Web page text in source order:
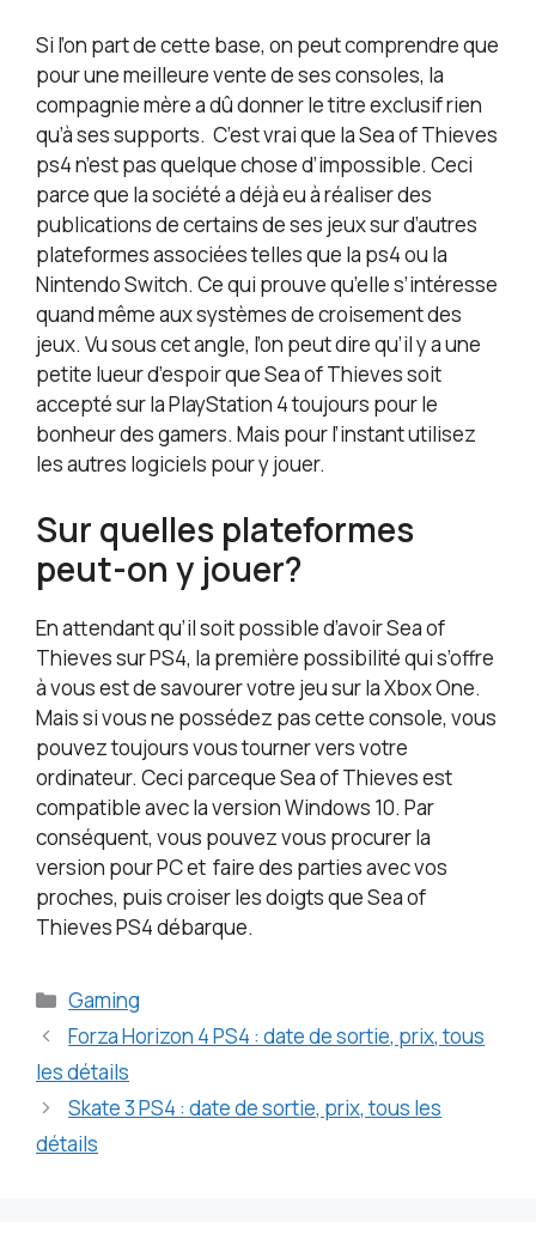
Si l’on part de cette base, on peut comprendre que
pour une meilleure vente de ses consoles, la
compagnie mère a dû donner le titre exclusif rien
qu’à ses supports. C’est vrai que la Sea of Thieves
ps4 n’est pas quelque chose d’impossible. Ceci
parce que la société a déjà eu à réaliser des
publications de certains de ses jeux sur d’autres
plateformes associées telles que la ps4 ou la
Nintendo Switch. Ce qui prouve qu’elle s’intéresse
quand même aux systèmes de croisement des
jeux. Vu sous cet angle, l’on peut dire qu’il y a une
petite lueur d’espoir que Sea of Thieves soit
accepté sur la PlayStation 4 toujours pour le
bonheur des gamers. Mais pour l’instant utilisez
les autres logiciels pour y jouer.
Sur quelles plateformes
peut-on y jouer?
En attendant qu’il soit possible d’avoir Sea of
Thieves sur PS4, la première possibilité qui s’offre
à vous est de savourer votre jeu sur la Xbox One.
Mais si vous ne possédez pas cette console, vous
pouvez toujours vous tourner vers votre
ordinateur. Ceci parceque Sea of Thieves est
compatible avec la version Windows 10. Par
conséquent, vous pouvez vous procurer la
version pour PC et faire des parties avec vos
proches, puis croiser les doigts que Sea of
Thieves PS4 débarque.
Catégories
Gaming
Forza Horizon 4 PS4 : date de sortie, prix, tous
les détails
Skate 3 PS4 : date de sortie, prix, tous les
détails